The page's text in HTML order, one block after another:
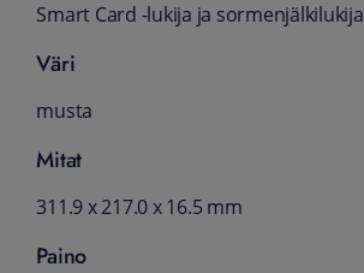
Smart Card -lukija ja sormenjälkilukija
Väri
musta
Mitat
311.9 x 217.0 x 16.5 mm
Paino